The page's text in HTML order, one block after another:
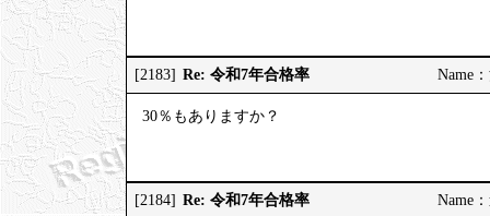
[2183] Re: 令和7年合格率 Name
30％もありますか？
[2184] Re: 令和7年合格率 Name